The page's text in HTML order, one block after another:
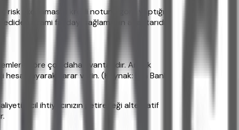
skorlamasını kredi notuna göre yaptığı
azami faydayı sağlamanın anahtarıdır.
göre çok daha avantajlıdır. Ancak
karar verin. (Kaynak: ING Bank
acil ihtiyacınızın getireceği alternatif